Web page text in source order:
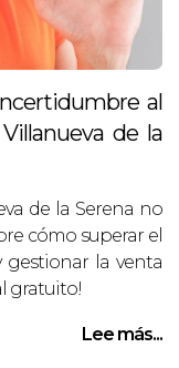
al
de la
de la Serena no
cómo superar el
gestionar la venta
gratuito!
Lee más...